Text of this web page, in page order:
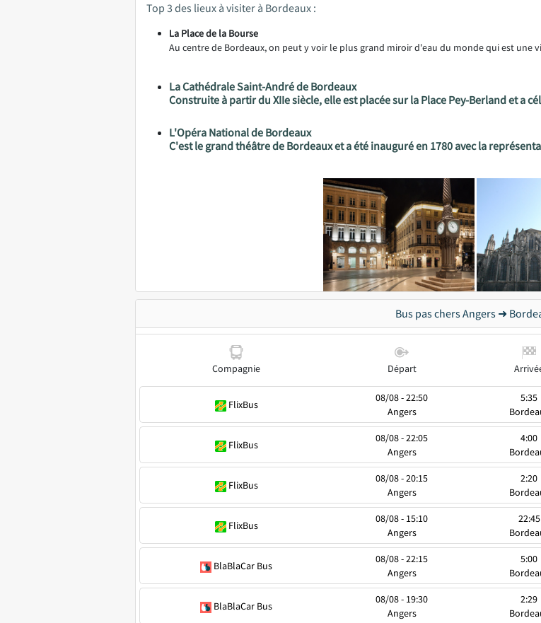
Top 3 des lieux à visiter à Bordeaux :
La Place de la Bourse
Au centre de Bordeaux, on peut y voir le plus grand miroir d'eau du monde qui est
La Cathédrale Saint-André de Bordeaux
Construite à partir du XIIe siècle, elle est placée sur la Place Pey-Berland et a
L'Opéra National de Bordeaux
C'est le grand théâtre de Bordeaux et a été inauguré en 1780 avec la
Bus pas chers Angers ➜
Compagnie Départ
FlixBus
08/08 - 22:50
Angers
5:35
FlixBus
08/08 - 22:05
Angers
4:00
FlixBus
08/08 - 20:15
Angers
2:20
FlixBus
08/08 - 15:10
Angers
22:45
BlaBlaCar Bus
08/08 - 22:15
Angers
5:00
BlaBlaCar Bus
08/08 - 19:30
Angers
2:29